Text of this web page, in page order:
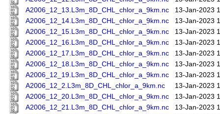
A2006_12_13.L3m_8D_CHL_chlor_a_9km.nc
13-Jan-2023
A2006_12_14.L3m_8D_CHL_chlor_a_9km.nc
13-Jan-2023
A2006_12_15.L3m_8D_CHL_chlor_a_9km.nc
13-Jan-2023
A2006_12_16.L3m_8D_CHL_chlor_a_9km.nc
13-Jan-2023
A2006_12_17.L3m_8D_CHL_chlor_a_9km.nc
13-Jan-2023
A2006_12_18.L3m_8D_CHL_chlor_a_9km.nc
13-Jan-2023
A2006_12_19.L3m_8D_CHL_chlor_a_9km.nc
13-Jan-2023
A2006_12_2.L3m_8D_CHL_chlor_a_9km.nc
13-Jan-2023
A2006_12_20.L3m_8D_CHL_chlor_a_9km.nc
13-Jan-2023
A2006_12_21.L3m_8D_CHL_chlor_a_9km.nc
13-Jan-2023